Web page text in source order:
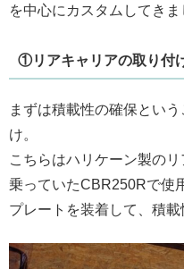
を中心にカスタムしてきま
①リアキャリアの取り付
まずは積載性の確保とい
け。
こちらはハリケーン製の
乗っていたCBR250Rで使
プレートを装着して、積載